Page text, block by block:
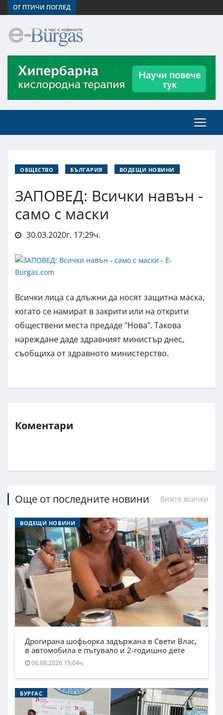
ОТ ПТИЧИ ПОГЛЕД
ОБЩЕСТВО БЪЛГАРИЯ ВОДЕЩИ НОВИНИ
ЗАПОВЕД: Всички навън -
само с маски
30.03.2020г. 17:29ч.
Всички лица са длъжни да носят защитна маска,
когато се намират в закрити или на открити
обществени места предаде "Нова". Такова
нареждане даде здравният министър днес,
съобщиха от здравното министерство.
Коментари
Още от последните новини Вижте всички
ВОДЕЩИ НОВИНИ
Дрогирана шофьорка задържана в Свети Влас,
в автомобила е пътувало и 2-годишно дете
06.08.2026 15:04ч.
БУРГАС